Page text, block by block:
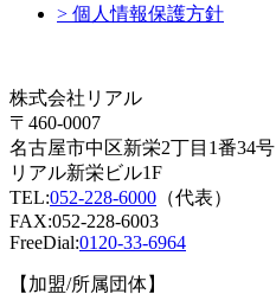
> 個人情報保護方針
株式会社リアル
〒460-0007
名古屋市中区新栄2丁目1番34号
リアル新栄ビル1F
TEL:052-228-6000 （代表）
FAX:052-228-6003
FreeDial:0120-33-6964
【加盟/所属団体】